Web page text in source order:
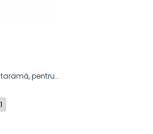
pentru